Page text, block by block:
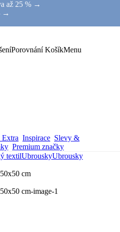
až 25 % →
→
Porovnání KošíkMenu
Inspirace Slevy &
Premium značky
textilUbrouskyUbrousky